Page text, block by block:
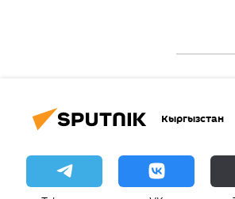
Кыргызстан